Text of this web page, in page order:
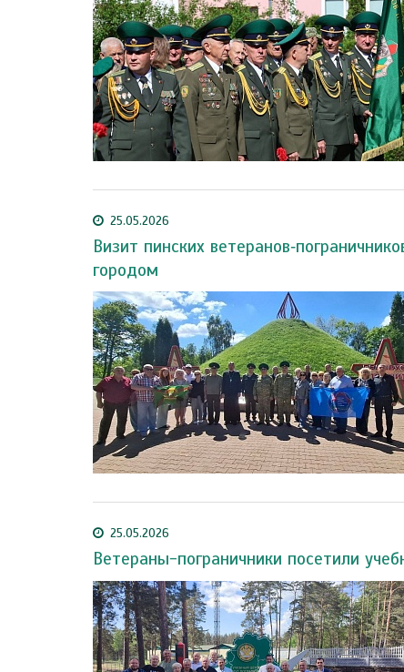
25.05.2026
Визит пинских
городом
25.05.2026
Ветераны-пограничники посетили